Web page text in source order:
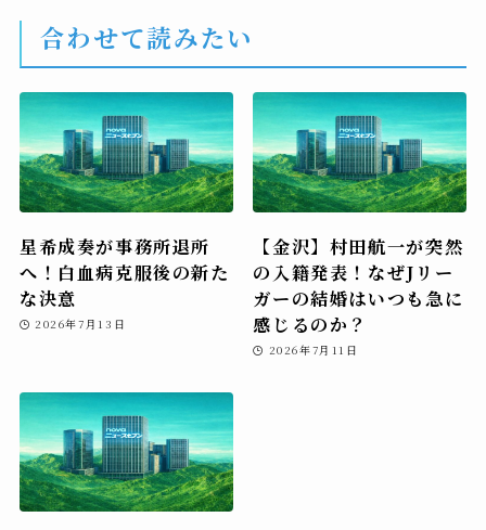
合わせて読みたい
星希成奏が事務所退所
へ！白血病克服後の新た
な決意
2026年7月13日
【金沢】村田航一が突然
の入籍発表！なぜJリー
ガーの結婚はいつも急に
感じるのか？
2026年7月11日